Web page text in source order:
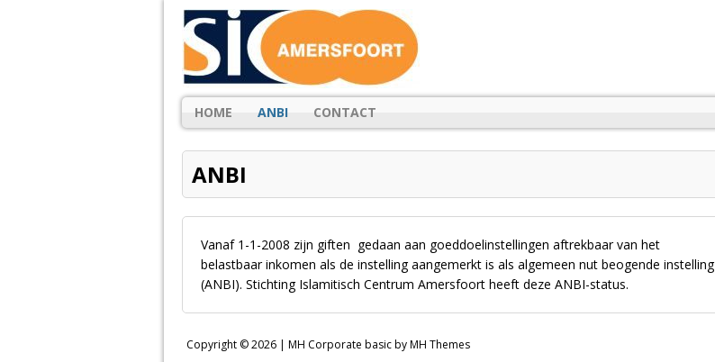
HOME ANBI CONTACT
ANBI
Vanaf 1-1-2008 zijn giften gedaan aan goeddoelinstellingen aftrekbaar van het
belastbaar inkomen als de instelling aangemerkt is als algemeen nut beogende instelling
(ANBI). Stichting Islamitisch Centrum Amersfoort heeft deze ANBI-status.
Copyright © 2026 | MH Corporate basic by MH Themes